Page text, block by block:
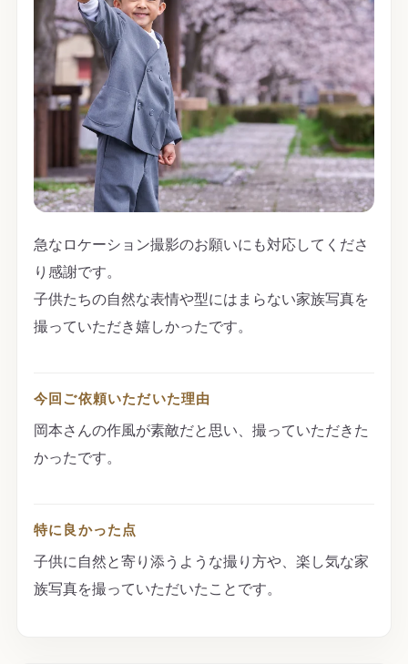
急なロケーション撮影のお願いにも対応してくださ
り感謝です。
子供たちの自然な表情や型にはまらない家族写真を
撮っていただき嬉しかったです。
今回ご依頼いただいた理由
岡本さんの作風が素敵だと思い、撮っていただきた
かったです。
特に良かった点
子供に自然と寄り添うような撮り方や、楽し気な家
族写真を撮っていただいたことです。